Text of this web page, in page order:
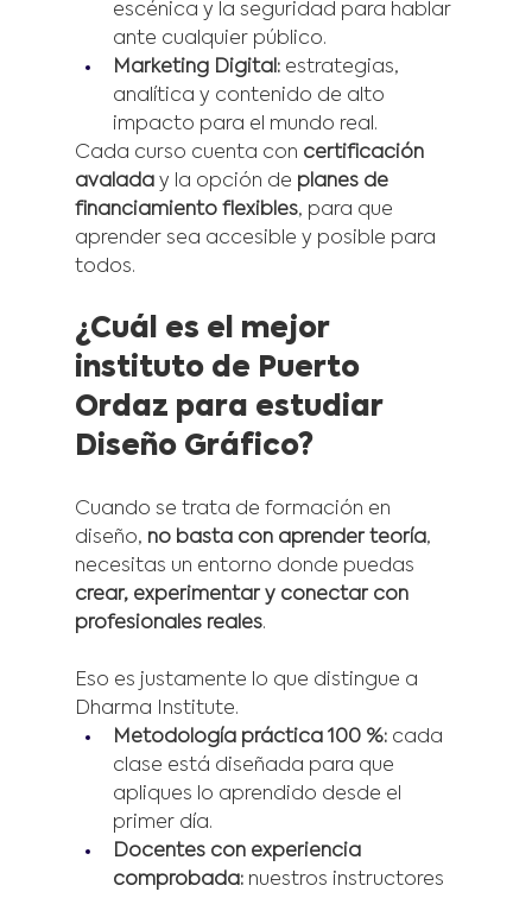
escénica y la seguridad para hablar
ante cualquier público.
Marketing Digital: estrategias,
analítica y contenido de alto
impacto para el mundo real.
Cada curso cuenta con certificación
avalada y la opción de planes de
financiamiento flexibles, para que
aprender sea accesible y posible para
todos.
¿Cuál es el mejor
instituto de Puerto
Ordaz para estudiar
Diseño Gráfico?
Cuando se trata de formación en
diseño, no basta con aprender teoría,
necesitas un entorno donde puedas
crear, experimentar y conectar con
profesionales reales.
Eso es justamente lo que distingue a
Dharma Institute.
Metodología práctica 100 %: cada
clase está diseñada para que
apliques lo aprendido desde el
primer día.
Docentes con experiencia
comprobada: nuestros instructores